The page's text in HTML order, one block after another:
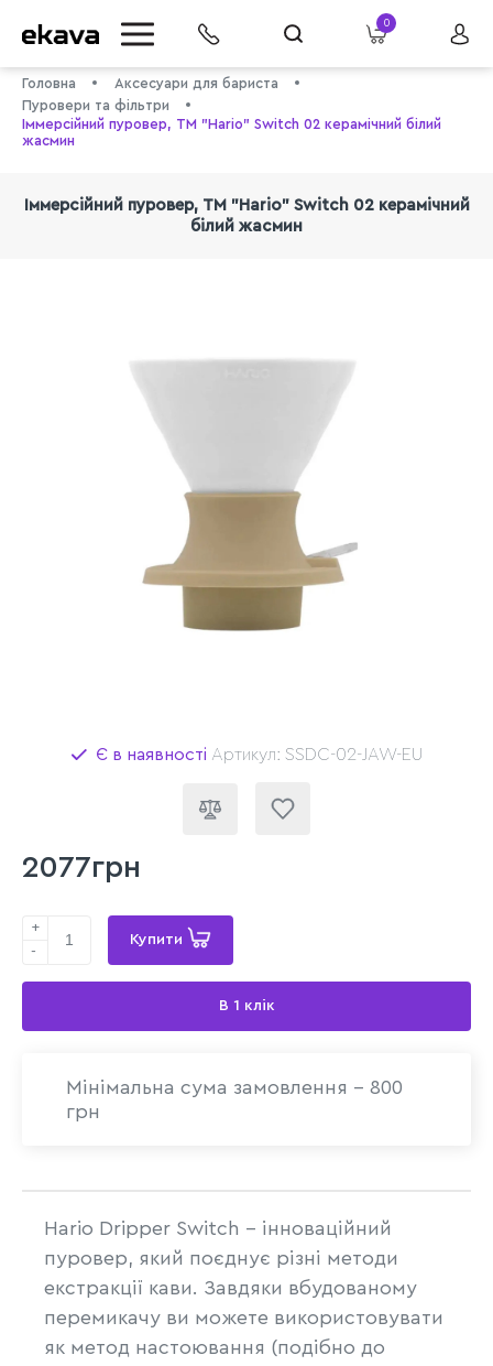
0
Головна
Аксесуари для бариста
Пуровери та фільтри
Іммерсійний пуровер, TM "Hario" Switch 02 керамічний білий
жасмин
Іммерсійний пуровер, TM "Hario" Switch 02 керамічний
білий жасмин
Є в наявності Артикул: SSDC-02-JAW-EU
2077грн
+
-
Купити
В 1 клік
Мінімальна сума замовлення - 800
грн
Hario Dripper Switch – інноваційний
пуровер, який поєднує різні методи
екстракції кави. Завдяки вбудованому
перемикачу ви можете використовувати
як метод настоювання (подібно до